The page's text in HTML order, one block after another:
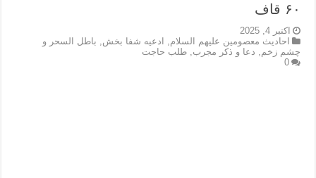
۶۰ قاف
اکتبر 4, 2025
احادیث معصومین علیهم السلام
ادعیه شفا بخش
باطل السحر و
چشم زخم
دعا و ذکر مجرب ,طلب حاجت
0